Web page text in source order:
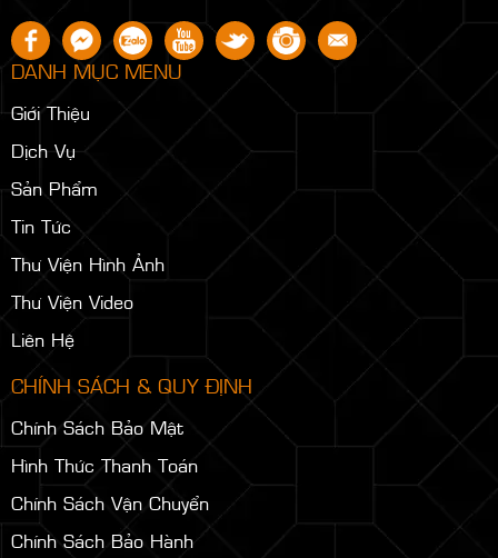
DANH MỤC MENU
Giới Thiệu
Dịch Vụ
Sản Phẩm
Tin Tức
Thư Viện Hình Ảnh
Thư Viện Video
Liên Hệ
CHÍNH SÁCH & QUY ĐỊNH
Chính Sách Bảo Mật
Hình Thức Thanh Toán
Chính Sách Vận Chuyển
Chính Sách Bảo Hành